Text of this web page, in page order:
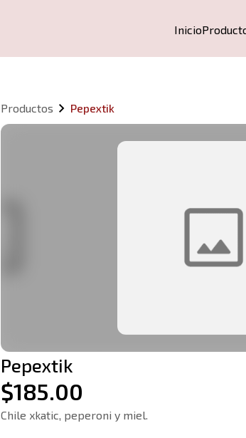
Inicio
Productos Pepextik
Pepextik
$185.00
Chile xkatic, peperoni y miel.